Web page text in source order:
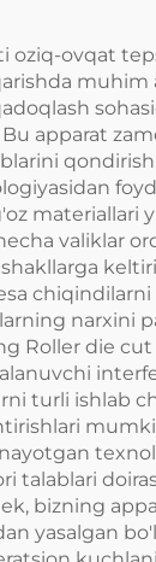
oziq-ovqat
muhim
apparat
materiallari
valiklar
narxini
Roller die cut
turli ishlab
talablari
bizning
yasalgan